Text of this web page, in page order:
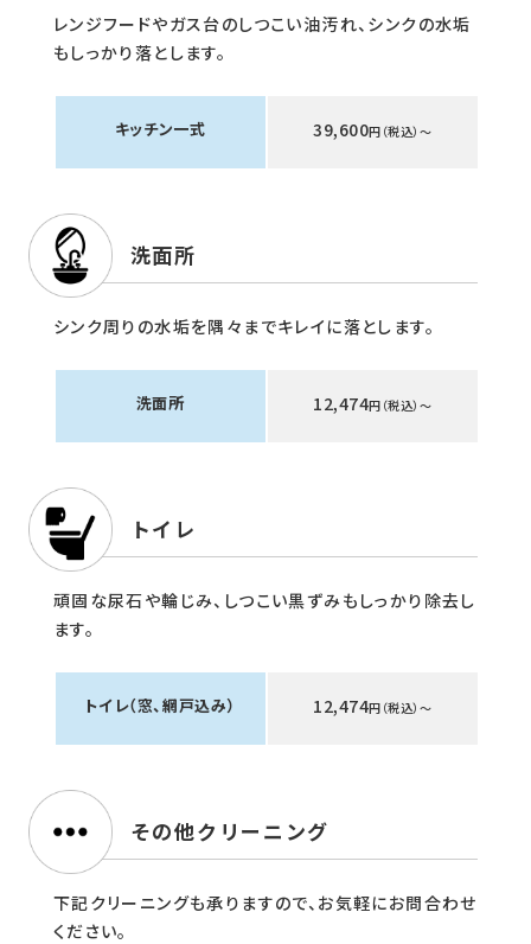
レンジフードやガス台のしつこい油汚れ、シンクの水垢
もしっかり落とします。
キッチン一式 39,600円（税込）〜
洗面所
シンク周りの水垢を隅々までキレイに落とします。
洗面所 12,474円（税込）〜
トイレ
頑固な尿石や輪じみ、しつこい黒ずみもしっかり除去し
ます。
トイレ（窓、網戸込み） 12,474円（税込）〜
その他クリーニング
下記クリーニングも承りますので、お気軽にお問合わせ
ください。